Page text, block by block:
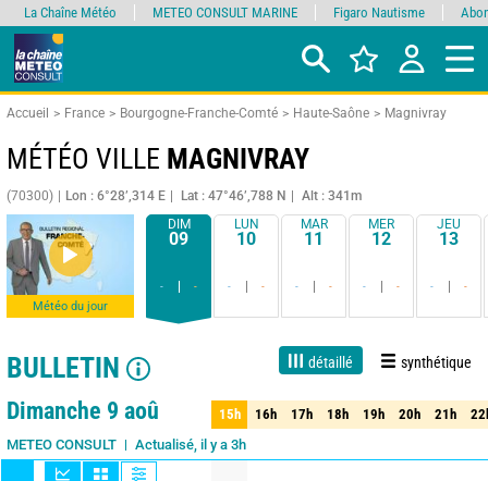
Accueil France Bourgogne-Franche-Comté Haute-Saône Magnivray
MÉTÉO VILLE MAGNIVRAY
(70300) Lon : 6°28’,314 E Lat : 47°46’,788 N Alt : 341m
Météo du jour
DIM
09
- -
LUN
10
- -
MAR
11
- -
MER
12
- -
JEU
13
- -
BULLETIN détaillé synthétique
Live 1 jour 3 jours 15 jours Fiabilité 80%
Dimanche 9 aoû
METEO CONSULT Actualisé, il y a 3h
15h 16h 17h 18h 19h 20h 21h
15h 16h 17h 18h 19h 20h 21h
La Chaîne Météo METEO CONSULT MARINE Figaro Nautisme